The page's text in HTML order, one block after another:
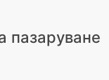
пазаруване